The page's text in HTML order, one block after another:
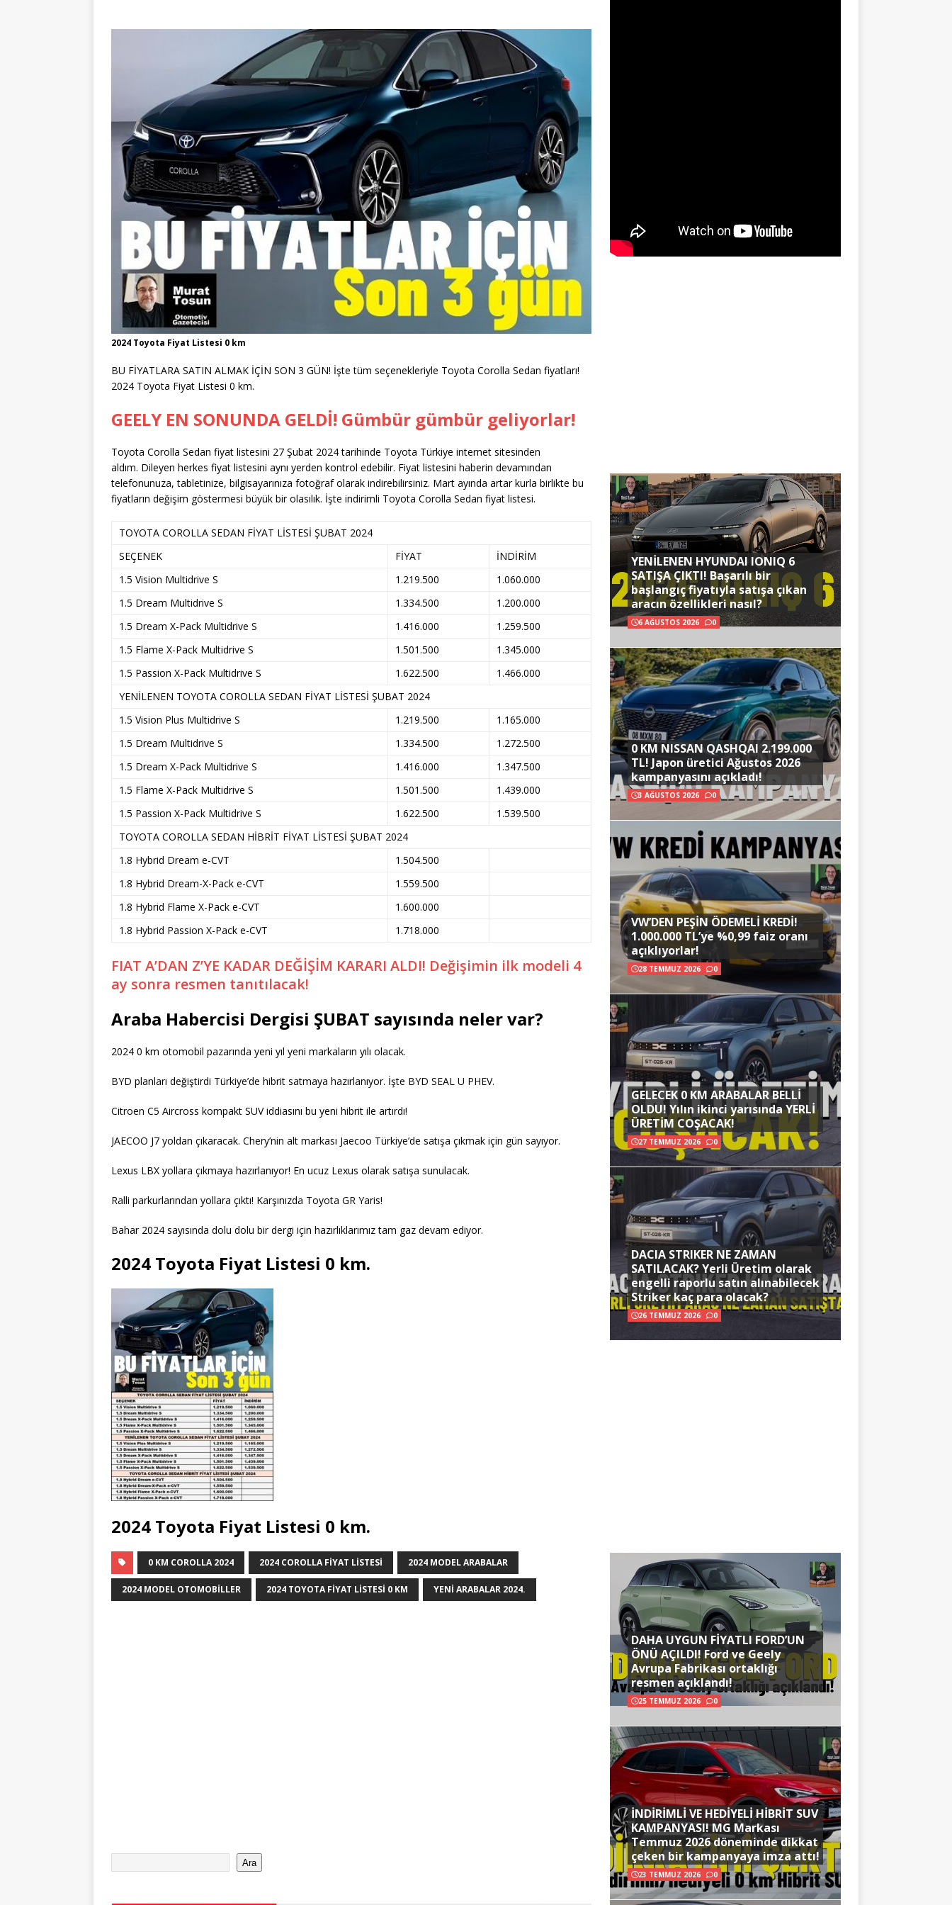
2024 Toyota Fiyat Listesi 0 km
BU FİYATLARA SATIN ALMAK İÇİN SON 3 GÜN! İşte tüm seçenekleriyle Toyota Corolla Sedan fiyatları!
2024 Toyota Fiyat Listesi 0 km.
GEELY EN SONUNDA GELDİ! Gümbür gümbür geliyorlar!
Toyota Corolla Sedan fiyat listesini 27 Şubat 2024 tarihinde Toyota Türkiye internet sitesinden
aldım. Dileyen herkes fiyat listesini aynı yerden kontrol edebilir. Fiyat listesini haberin devamından
telefonunuza, tabletinize, bilgisayarınıza fotoğraf olarak indirebilirsiniz. Mart ayında artar kurla birlikte bu
fiyatların değişim göstermesi büyük bir olasılık. İşte indirimli Toyota Corolla Sedan fiyat listesi.
TOYOTA COROLLA SEDAN FİYAT LİSTESİ ŞUBAT 2024
SEÇENEK
FİYAT
İNDİRİM
1.5 Vision Multidrive S
1.219.500
1.060.000
1.5 Dream Multidrive S
1.334.500
1.200.000
1.5 Dream X-Pack Multidrive S
1.416.000
1.259.500
1.5 Flame X-Pack Multidrive S
1.501.500
1.345.000
1.5 Passion X-Pack Multidrive S
1.622.500
1.466.000
YENİLENEN TOYOTA COROLLA SEDAN FİYAT LİSTESİ ŞUBAT 2024
1.5 Vision Plus Multidrive S
1.219.500
1.165.000
1.5 Dream Multidrive S
1.334.500
1.272.500
1.5 Dream X-Pack Multidrive S
1.416.000
1.347.500
1.5 Flame X-Pack Multidrive S
1.501.500
1.439.000
1.5 Passion X-Pack Multidrive S
1.622.500
1.539.500
TOYOTA COROLLA SEDAN HİBRİT FİYAT LİSTESİ ŞUBAT 2024
1.8 Hybrid Dream e-CVT
1.504.500
1.8 Hybrid Dream-X-Pack e-CVT
1.559.500
1.8 Hybrid Flame X-Pack e-CVT
1.600.000
1.8 Hybrid Passion X-Pack e-CVT
1.718.000
FIAT A’DAN Z’YE KADAR DEĞİŞİM KARARI ALDI! Değişimin ilk modeli 4
ay sonra resmen tanıtılacak!
Araba Habercisi Dergisi ŞUBAT sayısında neler var?
2024 0 km otomobil pazarında yeni yıl yeni markaların yılı olacak.
BYD planları değiştirdi Türkiye’de hibrit satmaya hazırlanıyor. İşte BYD SEAL U PHEV.
Citroen C5 Aircross kompakt SUV iddiasını bu yeni hibrit ile artırdı!
JAECOO J7 yoldan çıkaracak. Chery’nin alt markası Jaecoo Türkiye’de satışa çıkmak için gün sayıyor.
Lexus LBX yollara çıkmaya hazırlanıyor! En ucuz Lexus olarak satışa sunulacak.
Ralli parkurlarından yollara çıktı! Karşınızda Toyota GR Yaris!
Bahar 2024 sayısında dolu dolu bir dergi için hazırlıklarımız tam gaz devam ediyor.
2024 Toyota Fiyat Listesi 0 km.
2024 Toyota Fiyat Listesi 0 km.
0 KM COROLLA 2024 2024 COROLLA FIYAT LISTESI 2024 MODEL ARABALAR
2024 MODEL OTOMOBILLER 2024 TOYOTA FIYAT LISTESI 0 KM YENI ARABALAR 2024.
Ara
YENİLENEN HYUNDAI IONIQ 6
SATIŞA ÇIKTI! Başarılı bir
başlangıç fiyatıyla satışa çıkan
aracın özellikleri nasıl?
6 AĞUSTOS 2026 0
0 KM NISSAN QASHQAI 2.199.000
TL! Japon üretici Ağustos 2026
kampanyasını açıkladı!
3 AĞUSTOS 2026 0
VW’DEN PEŞİN ÖDEMELİ KREDİ!
1.000.000 TL’ye %0,99 faiz oranı
açıklıyorlar!
28 TEMMUZ 2026 0
GELECEK 0 KM ARABALAR BELLİ
OLDU! Yılın ikinci yarısında YERLİ
ÜRETİM COŞACAK!
27 TEMMUZ 2026 0
DACIA STRIKER NE ZAMAN
SATILACAK? Yerli Üretim olarak
engelli raporlu satın alınabilecek
Striker kaç para olacak?
26 TEMMUZ 2026 0
DAHA UYGUN FİYATLI FORD’UN
ÖNÜ AÇILDI! Ford ve Geely
Avrupa Fabrikası ortaklığı
resmen açıklandı!
25 TEMMUZ 2026 0
İNDİRİMLİ VE HEDİYELİ HİBRİT SUV
KAMPANYASI! MG Markası
Temmuz 2026 döneminde dikkat
çeken bir kampanyaya imza attı!
23 TEMMUZ 2026 0